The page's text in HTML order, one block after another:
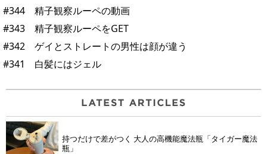
#344 精子観察ルーペの動画
#343 精子観察ルーペをGET
#342 ゲイとストレートの男性は顔が違う
#341 白髪にはジェル
持つだけで差がつく 大人の高機能魔法瓶「タイガー魔法
瓶」